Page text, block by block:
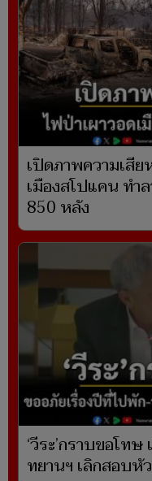
เปิดภาพความเสี
เมืองสโปแคน ทำ
850 หลัง
‘วีระ’กราบขอโท
ทยานฯ เลิกสอบหั